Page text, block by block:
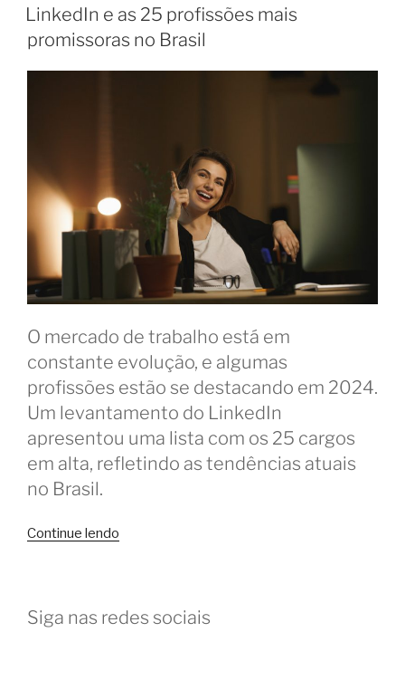
LinkedIn e as 25 profissões mais
promissoras no Brasil
O mercado de trabalho está em
constante evolução, e algumas
profissões estão se destacando em 2024.
Um levantamento do LinkedIn
apresentou uma lista com os 25 cargos
em alta, refletindo as tendências atuais
no Brasil.
Continue lendo
profissões
Siga nas redes sociais